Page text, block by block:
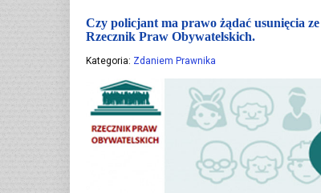
Czy policjant ma prawo żądać usunięcia
Rzecznik Praw Obywatelskich.
Kategoria: Zdaniem Prawnika